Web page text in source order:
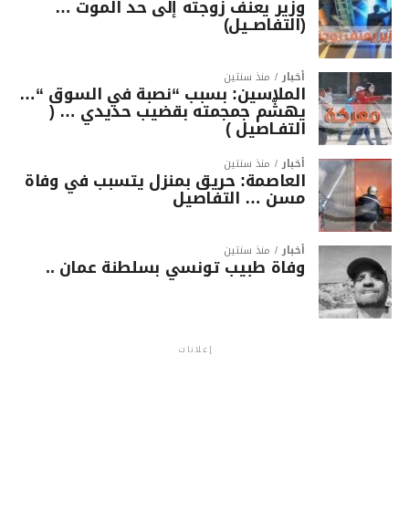
وزير يعنف زوجته إلى حد الموت …
(التفاصــيل)
أخبار منذ سنتين
الملاسين: بسبب “نصبة في السوق “…
يهشّم جمجمته بقضيب حديدي … (
التفـاصيل )
أخبار منذ سنتين
العاصمة: حريق بمنزل يتسبب في وفاة
مسن … التفاصيل
أخبار منذ سنتين
وفاة طبيب تونسي بسلطنة عمان ..
إعلانات